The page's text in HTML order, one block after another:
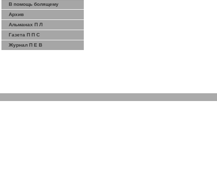
В помощь болящему
Архив
Альманах П Л
Газета П П С
Журнал П Е В